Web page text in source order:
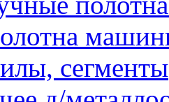
сегменты